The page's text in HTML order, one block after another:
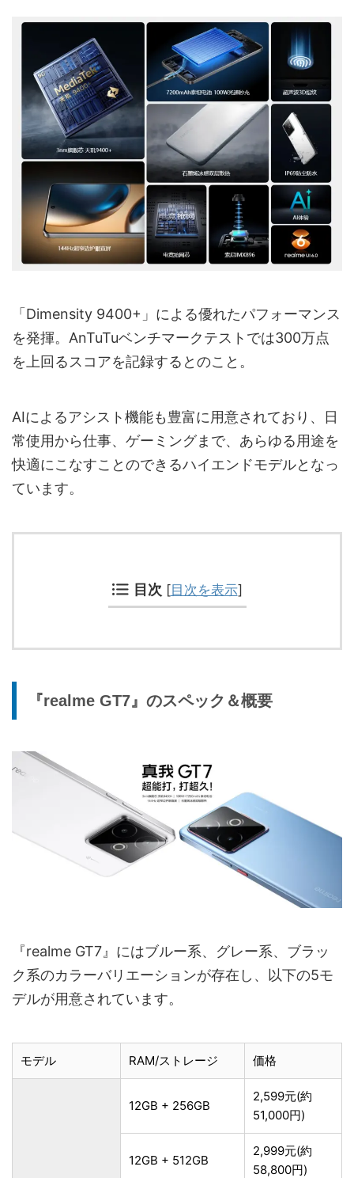
「Dimensity 9400+」による優れたパフォーマンス
を発揮。AnTuTuベンチマークテストでは300万点
を上回るスコアを記録するとのこと。
AIによるアシスト機能も豊富に用意されており、日
常使用から仕事、ゲーミングまで、あらゆる用途を
快適にこなすことのできるハイエンドモデルとなっ
ています。
目次 [目次を表示]
『realme GT7』のスペック＆概要
『realme GT7』にはブルー系、グレー系、ブラッ
ク系のカラーバリエーションが存在し、以下の5モ
デルが用意されています。
モデル RAM/ストレージ 価格
12GB + 256GB
2,599元(約
51,000円)
12GB + 512GB
2,999元(約
58,800円)